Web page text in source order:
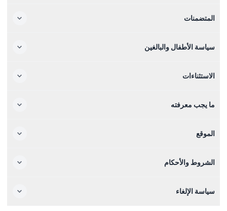
المتضمنات
سياسة الأطفال والبالغين
الاستثناءات
ما يجب معرفته
الموقع
الشروط والأحكام
سياسة الإلغاء